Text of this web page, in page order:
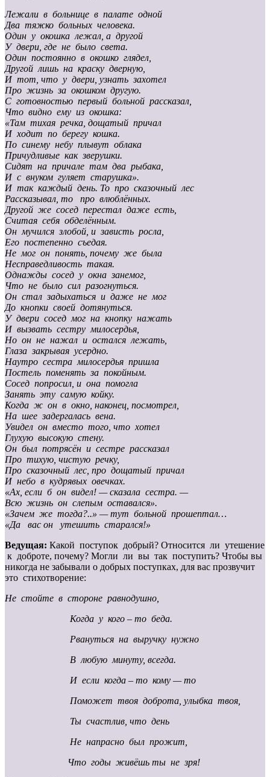
Лежали в больнице в палате одной
Два тяжко больных человека.
Один у окошка лежал, а другой
У двери, где не было света.
Один постоянно в окошко глядел,
Другой лишь на краску дверную,
И тот, что у двери, узнать захотел
Про жизнь за окошком другую.
С готовностью первый больной рассказал,
Что видно ему из окошка:
«Там тихая речка, дощатый причал
И ходит по берегу кошка.
По синему небу плывут облака
Причудливые как зверушки.
Сидят на причале там два рыбака,
И с внуком гуляет старушка».
И так каждый день. То про сказочный лес
Рассказывал, то про влюблённых.
Другой же сосед перестал даже есть,
Считая себя обделённым.
Он мучился злобой, и зависть росла,
Его постепенно съедая.
Не мог он понять, почему же была
Несправедливость такая.
Однажды сосед у окна занемог,
Что не было сил разогнуться.
Он стал задыхаться и даже не мог
До кнопки своей дотянуться.
У двери сосед мог на кнопку нажать
И вызвать сестру милосердья,
Но он не нажал и остался лежать,
Глаза закрывая усердно.
Наутро сестра милосердья пришла
Постель поменять за покойным.
Сосед попросил, и она помогла
Занять эту самую койку.
Когда ж он в окно, наконец, посмотрел,
На шее задергалась вена.
Увидел он вместо того, что хотел
Глухую высокую стену.
Он был потрясён и сестре рассказал
Про тихую, чистую речку,
Про сказочный лес, про дощатый причал
И небо в кудрявых овечках.
«Ах, если б он видел! — сказала сестра. —
Всю жизнь он слепым оставался».
«Зачем же тогда?..» — тут больной прошептал…
«Да вас он утешить старался!»
Ведущая: Какой поступок добрый? Относится ли утешение
к доброте, почему? Могли ли вы так поступить? Чтобы вы
никогда не забывали о добрых поступках, для вас прозвучит
это стихотворение:
Не стойте в стороне равнодушно,
Когда у кого – то беда.
Рвануться на выручку нужно
В любую минуту, всегда.
И если когда – то кому — то
Поможет твоя доброта, улыбка твоя,
Ты счастлив, что день
Не напрасно был прожит,
Что годы живёшь ты не зря!